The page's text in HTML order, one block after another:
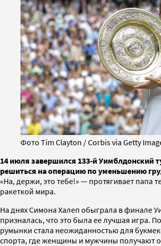
Фото Tim Clayton / Corbis via Getty
14 июля завершился 133-й Уимблдонский
решиться на операцию по уменьшению
«На, держи, это тебе!» — протягивает папа
ракеткой мира.
На днях Симона Халеп обыграла в финале
призналась, что это была ее лучшая игра.
румынки стала неожиданностью для
спорта, где женщины и мужчины получают